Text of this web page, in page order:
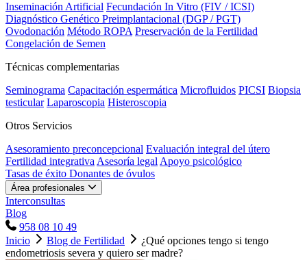
Inseminación Artificial Fecundación In Vitro (FIV / ICSI)
Diagnóstico Genético Preimplantacional (DGP / PGT)
Ovodonación Método ROPA Preservación de la Fertilidad
Congelación de Semen
Técnicas complementarias
Seminograma Capacitación espermática Microfluidos PICSI Biopsia
testicular Laparoscopia Histeroscopia
Otros Servicios
Asesoramiento preconcepcional Evaluación integral del útero
Fertilidad integrativa Asesoría legal Apoyo psicológico
Tasas de éxito Donantes de óvulos
Área profesionales
Interconsultas
Blog
958 08 10 49
Inicio
Blog de Fertilidad
¿Qué opciones tengo si tengo
endometriosis severa y quiero ser madre?